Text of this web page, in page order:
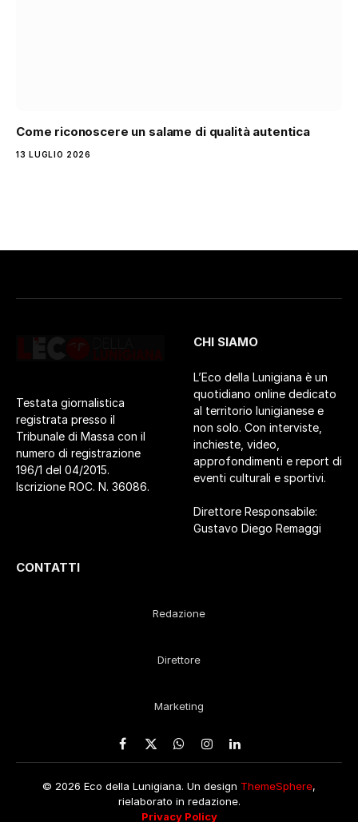
Come riconoscere un salame di qualità autentica
13 LUGLIO 2026
Testata giornalistica
registrata presso il
Tribunale di Massa con il
numero di registrazione
196/1 del 04/2015.
Iscrizione ROC. N. 36086.
CHI SIAMO
L’Eco della Lunigiana è un
quotidiano online dedicato
al territorio lunigianese e
non solo. Con interviste,
inchieste, video,
approfondimenti e report di
eventi culturali e sportivi.
Direttore Responsabile:
Gustavo Diego Remaggi
CONTATTI
Redazione
Direttore
Marketing
Facebook
X
WhatsApp
Instagram
LinkedIn
© 2026 Eco della Lunigiana. Un design ThemeSphere,
rielaborato in redazione.
Privacy Policy